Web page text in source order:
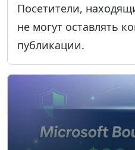
Посетители,
не могут оставлять
публикации.